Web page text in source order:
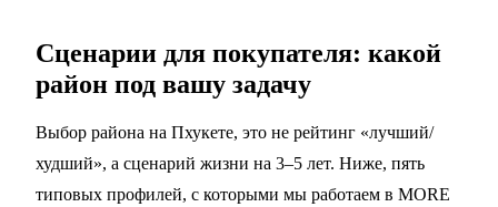
Сценарии для покупателя: какой
район под вашу задачу
Выбор района на Пхукете, это не рейтинг «лучший/
худший», а сценарий жизни на 3–5 лет. Ниже, пять
типовых профилей, с которыми мы работаем в MORE